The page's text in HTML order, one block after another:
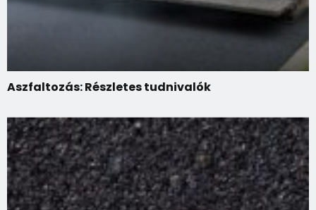
Aszfaltozás: Részletes tudnivalók